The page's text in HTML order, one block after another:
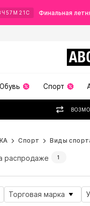
Ч 57 М 20 С Финальная
Обувь Спорт
Спорт Виды
распродаже 1
Торговая марка